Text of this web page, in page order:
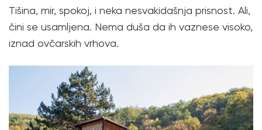
Tišina, mir, spokoj, i neka nesvakidašnja prisnost. Ali,
čini se usamljena. Nema duša da ih vaznese visoko,
iznad ovčarskih vrhova.